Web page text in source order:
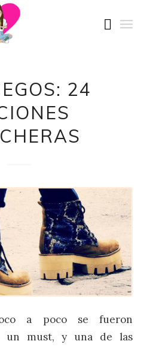
24
a poco se fueron
un must, y una de las